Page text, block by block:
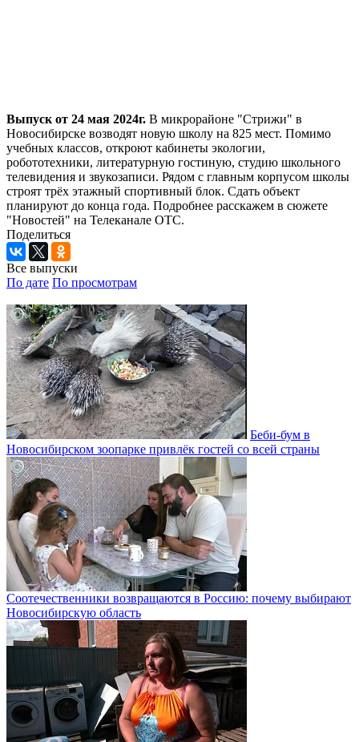
Выпуск от 24 мая 2024г. В микрорайоне "Стрижи" в
Новосибирске возводят новую школу на 825 мест. Помимо
учебных классов, откроют кабинеты экологии,
робототехники, литературную гостиную, студию школьного
телевидения и звукозаписи. Рядом с главным корпусом школы
строят трёх этажный спортивный блок. Сдать объект
планируют до конца года. Подробнее расскажем в сюжете
"Новостей" на Телеканале ОТС.
Поделиться
Все выпуски
По дате По просмотрам
Беби-бум в
Новосибирском зоопарке привлёк гостей со всей страны
Соотечественники возвращаются в Россию: почему выбирают
Новосибирскую область